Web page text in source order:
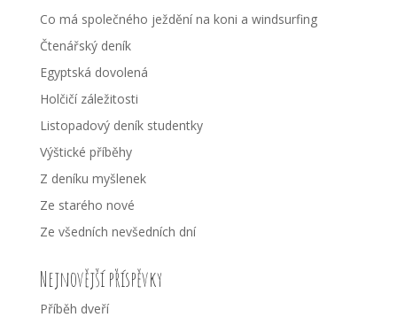
Co má společného ježdění na koni a windsurfing
Čtenářský deník
Egyptská dovolená
Holčičí záležitosti
Listopadový deník studentky
Výštické příběhy
Z deníku myšlenek
Ze starého nové
Ze všedních nevšedních dní
Nejnovější příspěvky
Příběh dveří